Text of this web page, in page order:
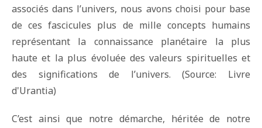
associés dans l’univers, nous avons choisi pour base
de ces fascicules plus de mille concepts humains
représentant la connaissance planétaire la plus
haute et la plus évoluée des valeurs spirituelles et
des significations de l’univers. (Source: Livre
d'Urantia)
C’est ainsi que notre démarche, héritée de notre